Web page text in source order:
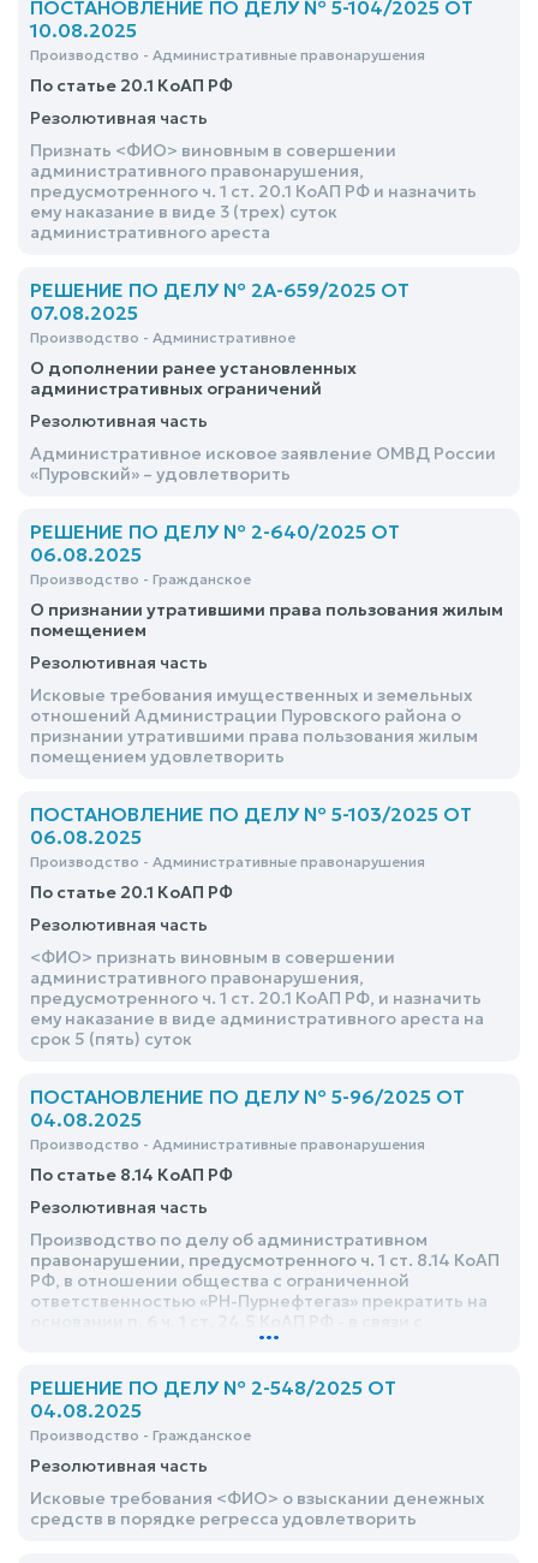
ПОСТАНОВЛЕНИЕ ПО ДЕЛУ № 5-104/2025 ОТ
10.08.2025
Производство - Административные правонарушения
По статье 20.1 КоАП РФ
Резолютивная часть
Признать <ФИО> виновным в совершении
административного правонарушения,
предусмотренного ч. 1 ст. 20.1 КоАП РФ и назначить
ему наказание в виде 3 (трех) суток
административного ареста
РЕШЕНИЕ ПО ДЕЛУ № 2А-659/2025 ОТ
07.08.2025
Производство - Административное
О дополнении ранее установленных
административных ограничений
Резолютивная часть
Административное исковое заявление ОМВД России
«Пуровский» – удовлетворить
РЕШЕНИЕ ПО ДЕЛУ № 2-640/2025 ОТ
06.08.2025
Производство - Гражданское
О признании утратившими права пользования жилым
помещением
Резолютивная часть
Исковые требования имущественных и земельных
отношений Администрации Пуровского района о
признании утратившими права пользования жилым
помещением удовлетворить
ПОСТАНОВЛЕНИЕ ПО ДЕЛУ № 5-103/2025 ОТ
06.08.2025
Производство - Административные правонарушения
По статье 20.1 КоАП РФ
Резолютивная часть
<ФИО> признать виновным в совершении
административного правонарушения,
предусмотренного ч. 1 ст. 20.1 КоАП РФ, и назначить
ему наказание в виде административного ареста на
срок 5 (пять) суток
ПОСТАНОВЛЕНИЕ ПО ДЕЛУ № 5-96/2025 ОТ
04.08.2025
Производство - Административные правонарушения
По статье 8.14 КоАП РФ
Резолютивная часть
Производство по делу об административном
правонарушении, предусмотренного ч. 1 ст. 8.14 КоАП
РФ, в отношении общества с ограниченной
ответственностью «РН-Пурнефтегаз» прекратить на
основании п. 6 ч. 1 ст. 24.5 КоАП РФ - в связи с
истечением сроков давности привлечения к
...
РЕШЕНИЕ ПО ДЕЛУ № 2-548/2025 ОТ
04.08.2025
Производство - Гражданское
Резолютивная часть
Исковые требования <ФИО> о взыскании денежных
средств в порядке регресса удовлетворить